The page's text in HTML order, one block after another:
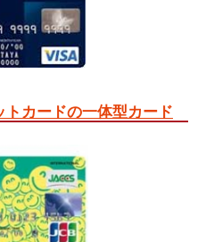
カードの一体型カード